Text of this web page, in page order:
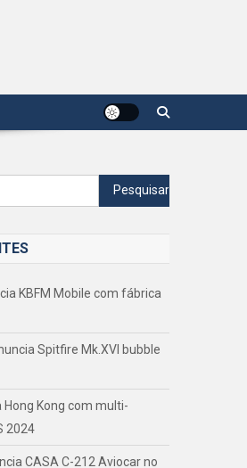
Pesquisar
por:
KBFM Mobile com fábrica
Spitfire Mk.XVI bubble
Kong com multi-
2024
CASA C-212 Aviocar no